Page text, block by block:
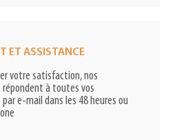
ET ASSISTANCE
votre satisfaction, nos
répondent à toutes vos
e-mail dans les 48 heures ou